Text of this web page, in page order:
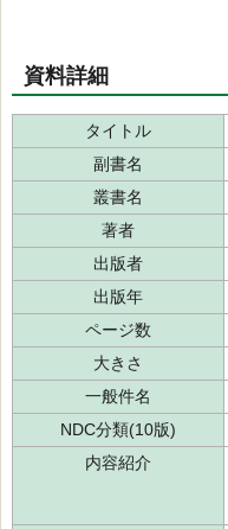
資料詳細
タイトル
副書名
叢書名
著者
出版者
出版年
ページ数
大きさ
一般件名
NDC分類(10版)
内容紹介